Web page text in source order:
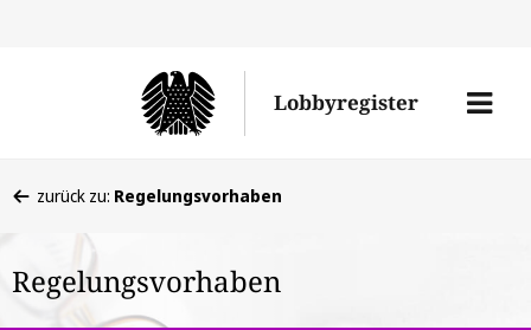
Lobbyregister
Menü
befinden
hier:
zurück zu: Regelungsvorhaben
Regelungsvorhaben